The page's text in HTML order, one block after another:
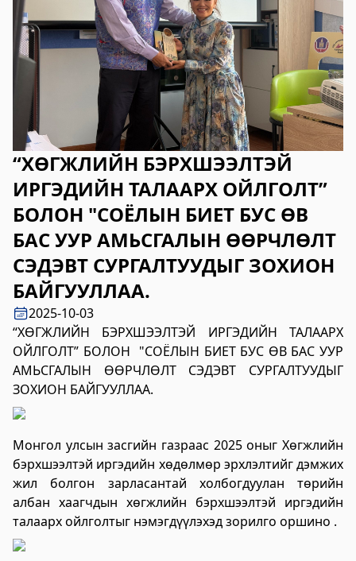
2023-06-06 14:53:59
Дэлгэрэнгүй
Булган аймгийн Нийгмийн даатгалын
хэлтэс
2023-06-06 14:50:54
Дэлгэрэнгүй
Өвөрхангай аймгийн цагдаагийн газар
2023-06-06 14:46:41
Дэлгэрэнгүй
Булган аймгийн Засаг Даргын Тамгын
газар
2023-06-06 14:41:13
Дэлгэрэнгүй
Дорноговь аймаг дахь Төрийн цахим
үйлчилгээний "ХУРДАН" төв
2023-06-06 13:37:31
Дэлгэрэнгүй
Говьсүмбэр аймаг дахь Төрийн цахим
үйлчилгээний хэлтэс
2023-06-05 22:55:03
Дэлгэрэнгүй
Хөдөлмөр, халамжийн үйлчилгээний
“ХӨГЖЛИЙН БЭРХШЭЭЛТЭЙ
ИРГЭДИЙН ТАЛААРХ ОЙЛГОЛТ”
БОЛОН "СОЁЛЫН БИЕТ БУС ӨВ
БАС УУР АМЬСГАЛЫН ӨӨРЧЛӨЛТ
СЭДЭВТ СУРГАЛТУУДЫГ ЗОХИОН
БАЙГУУЛЛАА.
2025-10-03
“ХӨГЖЛИЙН БЭРХШЭЭЛТЭЙ ИРГЭДИЙН ТАЛААРХ
ОЙЛГОЛТ” БОЛОН "СОЁЛЫН БИЕТ БУС ӨВ БАС УУР
АМЬСГАЛЫН ӨӨРЧЛӨЛТ СЭДЭВТ СУРГАЛТУУДЫГ
ЗОХИОН БАЙГУУЛЛАА.
Монгол улсын засгийн газраас 2025 оныг Хөгжлийн
бэрхшээлтэй иргэдийн хөдөлмөр эрхлэлтийг дэмжих
жил болгон зарласантай холбогдуулан төрийн
албан хаагчдын хөгжлийн бэрхшээлтэй иргэдийн
талаарх ойлголтыг нэмэгдүүлэхэд зорилго оршино .